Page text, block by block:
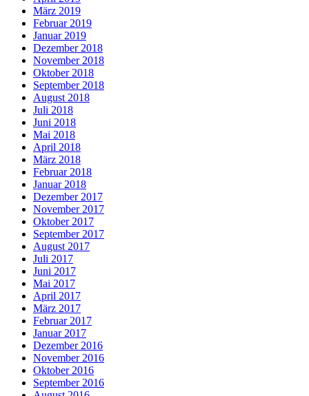
März 2019
Februar 2019
Januar 2019
Dezember 2018
November 2018
Oktober 2018
September 2018
August 2018
Juli 2018
Juni 2018
Mai 2018
April 2018
März 2018
Februar 2018
Januar 2018
Dezember 2017
November 2017
Oktober 2017
September 2017
August 2017
Juli 2017
Juni 2017
Mai 2017
April 2017
März 2017
Februar 2017
Januar 2017
Dezember 2016
November 2016
Oktober 2016
September 2016